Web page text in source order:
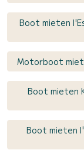
Boot mieten
Motorboot
Boot mieten
Boot mieten